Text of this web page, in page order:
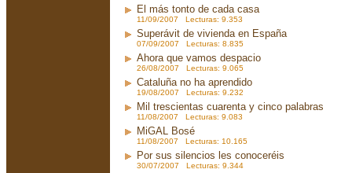
El más tonto de cada casa
11/09/2007 Lecturas: 9.353
Superávit de vivienda en España
07/09/2007 Lecturas: 8.835
Ahora que vamos despacio
26/08/2007 Lecturas: 9.065
Cataluña no ha aprendido
19/08/2007 Lecturas: 9.232
Mil trescientas cuarenta y cinco palabras
11/08/2007 Lecturas: 9.083
MiGAL Bosé
11/08/2007 Lecturas: 10.165
Por sus silencios les conoceréis
30/07/2007 Lecturas: 9.344